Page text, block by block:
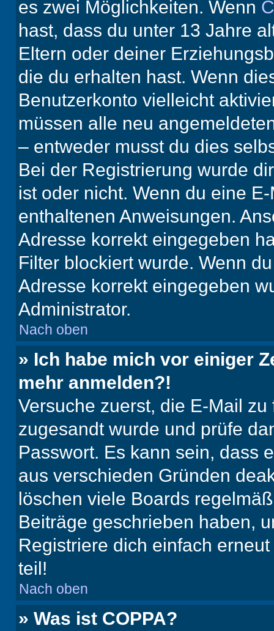
es zwei Möglichkeiten. Wenn
hast, dass du unter 13 Jahre
Eltern oder deiner
die du erhalten hast. Wenn
Benutzerkonto vielleicht
müssen alle neu
– entweder musst du dies
Bei der Registrierung wurde
ist oder nicht. Wenn du eine
enthaltenen Anweisungen.
Adresse korrekt eingegeben
Filter blockiert wurde. Wenn
Adresse korrekt eingegeben
Administrator.
Nach oben
» Ich habe mich vor einiger
mehr anmelden?!
Versuche zuerst, die E-Mail
zugesandt wurde und prüfe
Passwort. Es kann sein, dass
aus verschieden Gründen
löschen viele Boards
Beiträge geschrieben haben,
Registriere dich einfach
teil!
Nach oben
» Was ist COPPA?